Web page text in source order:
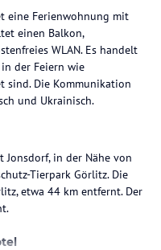
eine Ferienwohnung mit
einen Balkon,
WLAN. Es handelt
der Feiern wie
sind. Die Kommunikation
und Ukrainisch.
in der Nähe von
Tierpark Görlitz. Die
etwa 44 km entfernt. Der